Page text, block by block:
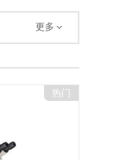
更多
热门